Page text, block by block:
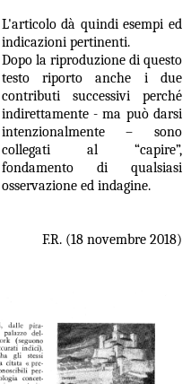
L'articolo dà quindi esempi ed
indicazioni pertinenti.
Dopo la riproduzione di questo
testo riporto anche i due
contributi successivi perché
indirettamente - ma può darsi
intenzionalmente – sono
collegati al “capire”,
fondamento di qualsiasi
osservazione ed indagine.
F.R. (18 novembre 2018)